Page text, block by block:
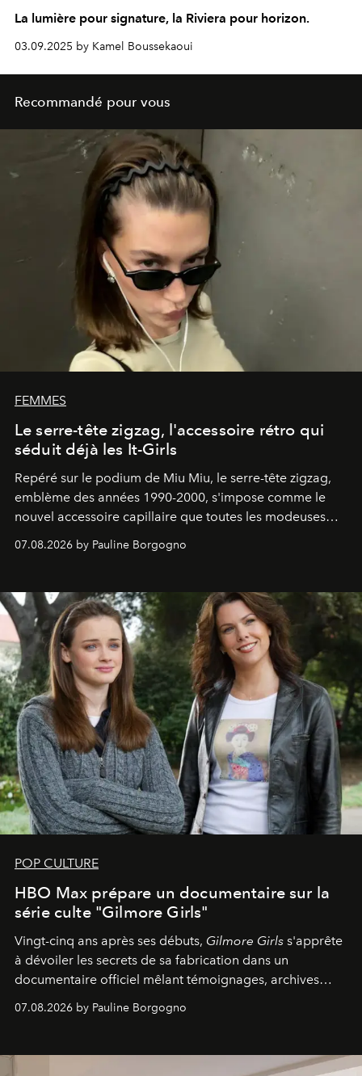
La lumière pour signature, la Riviera pour horizon.
03.09.2025 by Kamel Boussekaoui
Recommandé pour vous
FEMMES
Le serre-tête zigzag, l'accessoire rétro qui
séduit déjà les It-Girls
Repéré sur le podium de Miu Miu, le serre-tête zigzag,
emblème des années 1990-2000, s'impose comme le
nouvel accessoire capillaire que toutes les modeuses
07.08.2026 by Pauline Borgogno
POP CULTURE
HBO Max prépare un documentaire sur la
série culte "Gilmore Girls"
Vingt-cinq ans après ses débuts, Gilmore Girls s'apprête
à dévoiler les secrets de sa fabrication dans un
documentaire officiel mêlant témoignages, archives
générationnel.
07.08.2026 by Pauline Borgogno